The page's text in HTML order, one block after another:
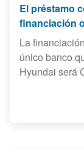
El préstamo
financiación
La
único banco
Hyundai será